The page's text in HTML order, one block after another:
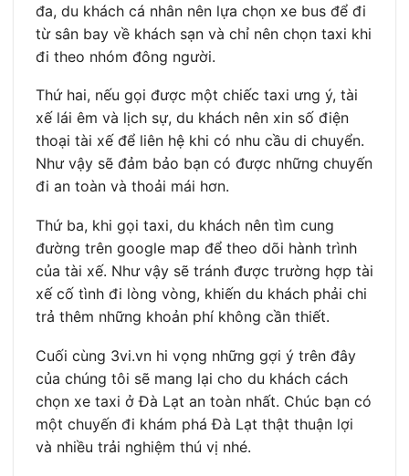
đa, du khách cá nhân nên lựa chọn xe bus để đi
từ sân bay về khách sạn và chỉ nên chọn taxi khi
đi theo nhóm đông người.
Thứ hai, nếu gọi được một chiếc taxi ưng ý, tài
xế lái êm và lịch sự, du khách nên xin số điện
thoại tài xế để liên hệ khi có nhu cầu di chuyển.
Như vậy sẽ đảm bảo bạn có được những chuyến
đi an toàn và thoải mái hơn.
Thứ ba, khi gọi taxi, du khách nên tìm cung
đường trên google map để theo dõi hành trình
của tài xế. Như vậy sẽ tránh được trường hợp tài
xế cố tình đi lòng vòng, khiến du khách phải chi
trả thêm những khoản phí không cần thiết.
Cuối cùng 3vi.vn hi vọng những gợi ý trên đây
của chúng tôi sẽ mang lại cho du khách cách
chọn xe taxi ở Đà Lạt an toàn nhất. Chúc bạn có
một chuyến đi khám phá Đà Lạt thật thuận lợi
và nhiều trải nghiệm thú vị nhé.